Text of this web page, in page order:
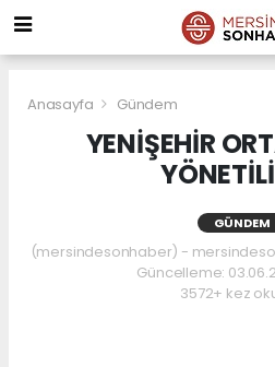
Anasayfa Gündem
YENİŞEHİR
GÜNDEM
(mersindesonhaber) -
Güncelleme:
3572+ kez